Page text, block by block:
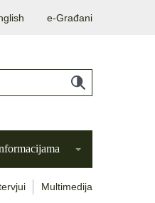
e-Građani
Multimedija